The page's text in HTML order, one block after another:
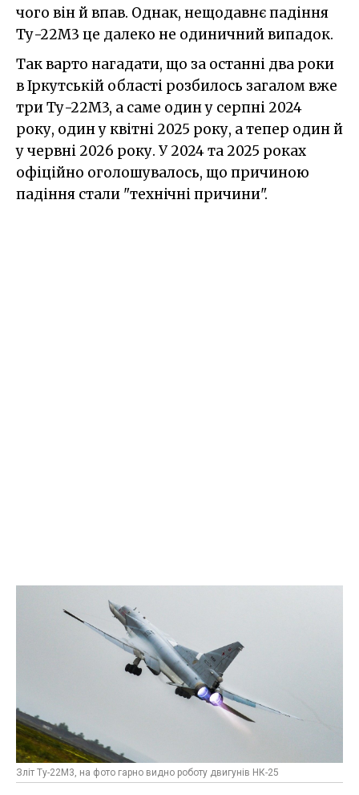
чого він й впав. Однак, нещодавнє падіння
Ту-22М3 це далеко не одиничний випадок.
Так варто нагадати, що за останні два роки
в Іркутській області розбилось загалом вже
три Ту-22М3, а саме один у серпні 2024
року, один у квітні 2025 року, а тепер один й
у червні 2026 року. У 2024 та 2025 роках
офіційно оголошувалось, що причиною
падіння стали "технічні причини".
Зліт Ту-22М3, на фото гарно видно роботу двигунів НК-25